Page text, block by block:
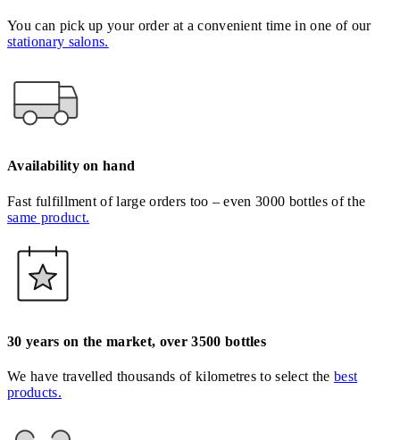
You can pick up your order at a convenient time in one of our
stationary salons.
Availability on hand
Fast fulfillment of large orders too – even 3000 bottles of the
same product.
30 years on the market, over 3500 bottles
We have travelled thousands of kilometres to select the best
products.